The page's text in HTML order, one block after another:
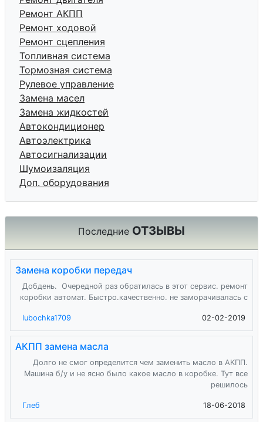
Ремонт АКПП
Ремонт ходовой
Ремонт сцепления
Топливная система
Тормозная система
Рулевое управление
Замена масел
Замена жидкостей
Автокондиционер
Автоэлектрика
Автосигнализации
Шумоизаляция
Доп. оборудования
Последние ОТЗЫВЫ
Замена коробки передач
Добдень. Очередной раз обратилась в этот сервис. ремонт
коробки автомат. Быстро.качественно. не заморачивалась с
lubochka1709 02-02-2019
АКПП замена масла
Долго не смог определится чем заменить масло в АКПП.
Машина б/у и не ясно было какое масло в коробке. Тут все
решилось
Глеб 18-06-2018